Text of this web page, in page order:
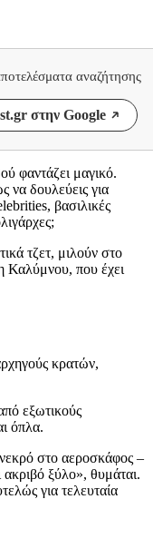
αναζήτησης
στην Google
φαντάζει μαγικό.
να δουλεύεις για
βασιλικές
τζετ, μιλούν στο
Καλύμνου, που έχει
κρατών,
εξωτικούς
όπλα.
στο αεροσκάφος –
ξύλο», θυμάται.
για τελευταία